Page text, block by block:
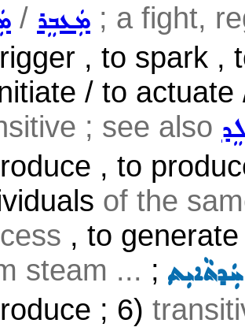
/ ܡܲܥܒܸܪ ; a fight,
, to spark ,
/ to
; see also
, to
of the
, to
steam ... ;
; 6)